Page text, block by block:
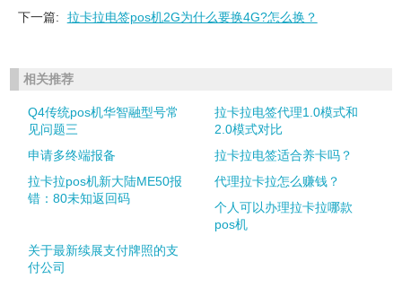
下一篇:
拉卡拉电签pos机2G为什么要换4G?怎么换？
相关推荐
Q4传统pos机华智融型号常
见问题三
拉卡拉电签代理1.0模式和
2.0模式对比
申请多终端报备
拉卡拉电签适合养卡吗？
拉卡拉pos机新大陆ME50报
错：80未知返回码
代理拉卡拉怎么赚钱？
个人可以办理拉卡拉哪款
pos机
关于最新续展支付牌照的支
付公司